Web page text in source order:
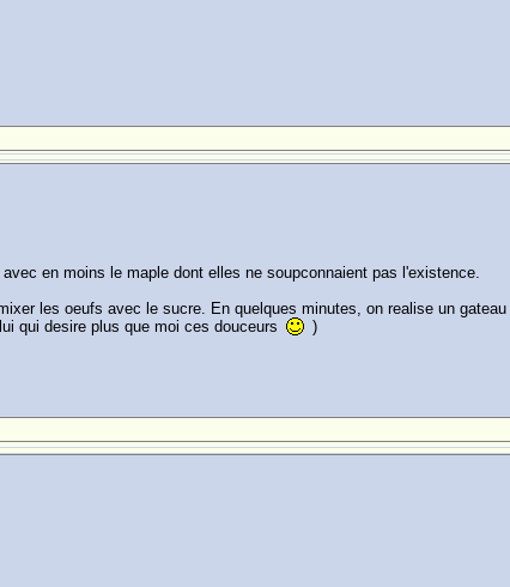
en moins le maple dont elles ne soupconnaient pas l'existence.
les oeufs avec le sucre. En quelques minutes, on realise un
qui desire plus que moi ces douceurs
)